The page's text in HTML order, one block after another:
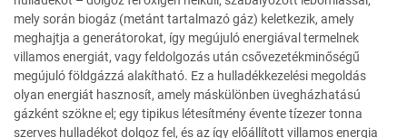
mely során biogáz (metánt tartalmazó gáz) keletkezik, amely
meghajtja a generátorokat, így megújuló energiával termelnek
villamos energiát, vagy feldolgozás után csővezetékminőségű
megújuló földgázzá alakítható. Ez a hulladékkezelési megoldás
olyan energiát hasznosít, amely máskülönben üvegházhatású
gázként szökne el; egy tipikus létesítmény évente tízezer tonna
szerves hulladékot dolgoz fel, és az így előállított villamos energia